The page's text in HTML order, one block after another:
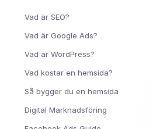
Vad är SEO?
Vad är Google Ads?
Vad är WordPress?
Vad kostar en hemsida?
Så bygger du en hemsida
Digital Marknadsföring